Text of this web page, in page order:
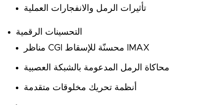
تأثيرات الرمل والانفجارات العملية
التحسينات الرقمية
مناظر CGI محسنّة للإسقاط IMAX
محاكاة الرمل المدعومة بالشبكة العصبية
أنظمة تحريك مخلوقات متقدمة